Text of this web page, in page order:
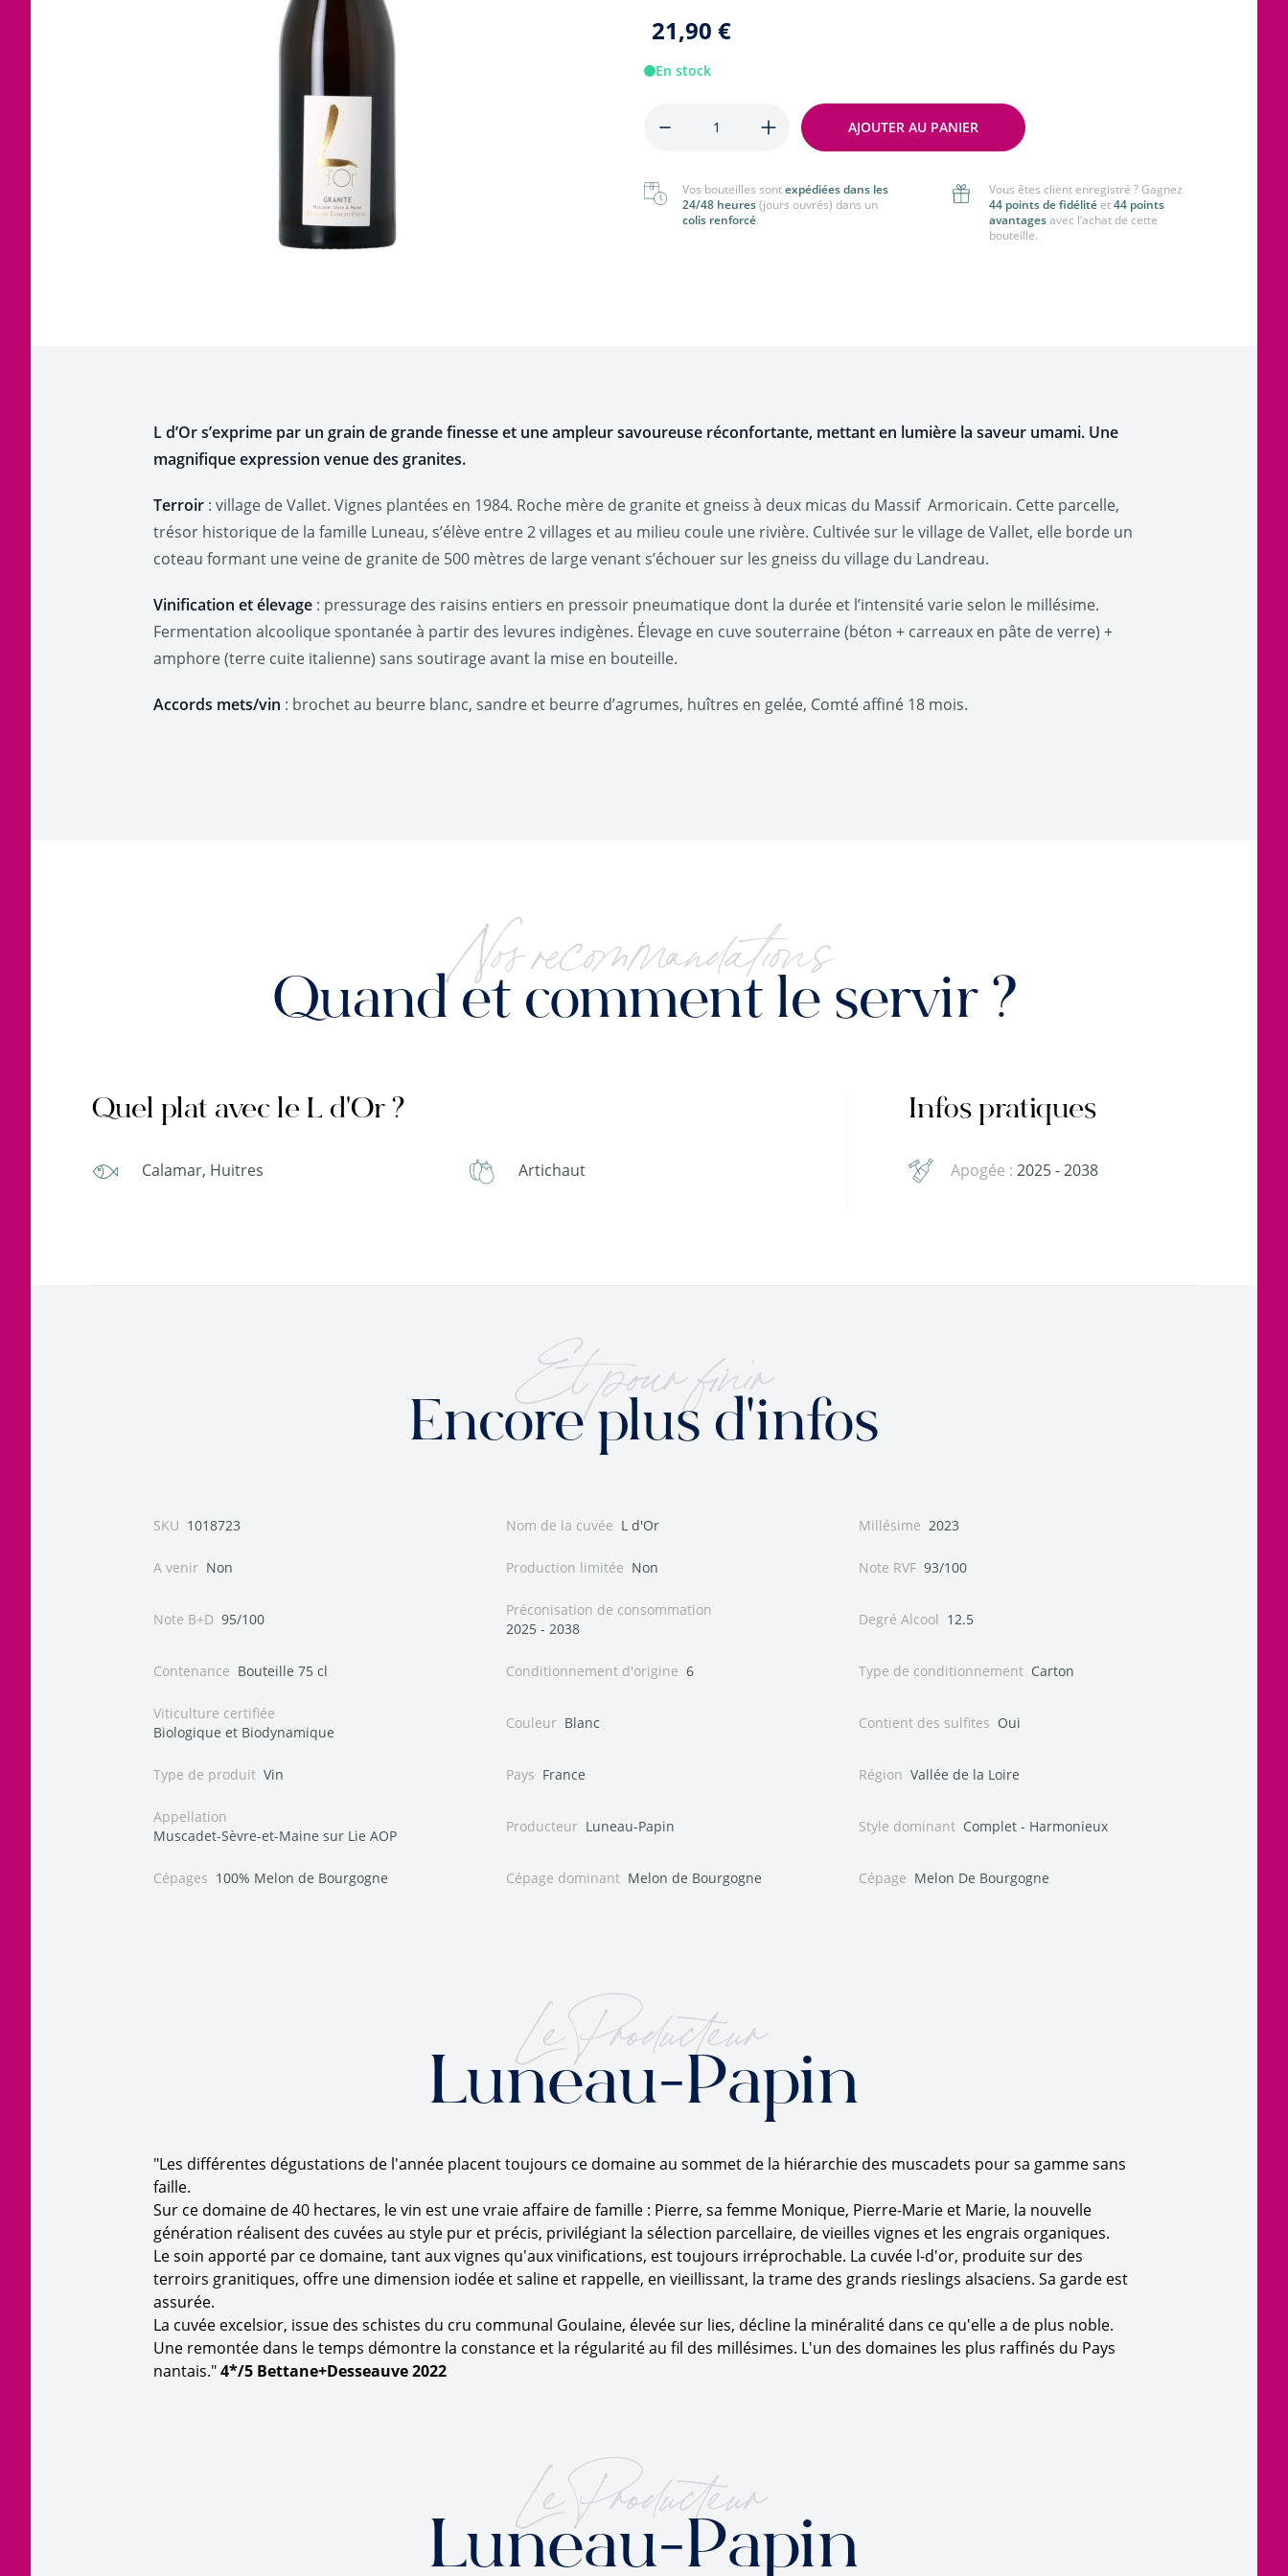
21,90 €
En stock
AJOUTER AU PANIER
Vos bouteilles sontexpédiées dans les
24/48 heures(jours ouvrés) dans un
colis renforcé.
Vous êtes client enregistré ? Gagnez
44 points de fidélité et44 points
avantagesavec l’achat de cette
bouteille.
L d’Ors’exprime par un grain de grande finesse et une ampleur savoureuse réconfortante, mettant en lumière la saveur umami. Une
magnifique expression venue des granites.
Terroir : village de Vallet. Vignes plantées en 1984. Roche mère de granite et gneiss à deux micas du Massif Armoricain. Cette parcelle,
trésor historique de la famille Luneau, s’élève entre 2 villages et au milieu coule une rivière. Cultivée sur le village de Vallet, elle borde un
coteau formant une veine de granite de 500 mètres de large venant s’échouer sur les gneiss du village du Landreau.
Vinification et élevage : pressurage des raisins entiers en pressoir pneumatique dont la durée et l’intensité varie selon le millésime.
Fermentation alcoolique spontanée à partir des levures indigènes. Élevage en cuve souterraine (béton + carreaux en pâte de verre) +
amphore (terre cuite italienne) sans soutirage avant la mise en bouteille.
Accords mets/vin : brochet au beurre blanc, sandre et beurre d’agrumes, huîtres en gelée, Comté affiné 18 mois.
Nos recommandations
Quand et comment le servir ?
Quel plat avec le L d'Or ?
Calamar, Huitres Artichaut
Infos pratiques
Apogée : 2025 - 2038
Et pour finir
Encore plus d'infos
SKU 1018723 Nom de la cuvée L d'Or Millésime 2023
A venir Non Production limitée Non Note RVF 93/100
Note B+D 95/100
Préconisation de consommation
2025 - 2038
Degré Alcool 12.5
Contenance Bouteille 75 cl Conditionnement d'origine 6 Type de conditionnement Carton
Viticulture certifiée
Biologique et Biodynamique
Couleur Blanc Contient des sulfites Oui
Type de produit Vin Pays France Région Vallée de la Loire
Appellation
Muscadet-Sèvre-et-Maine sur Lie AOP
Producteur Luneau-Papin Style dominant Complet - Harmonieux
Cépages 100% Melon de Bourgogne Cépage dominant Melon de Bourgogne Cépage Melon De Bourgogne
Le Producteur
Luneau-Papin
"Les différentes dégustations de l'année placent toujours ce domaine au sommet de la hiérarchie des muscadets pour sa gamme sans
faille.
Sur ce domaine de 40 hectares, le vin est une vraie affaire de famille : Pierre, sa femme Monique, Pierre-Marie et Marie, la nouvelle
génération réalisent des cuvées au style pur et précis, privilégiant la sélection parcellaire, de vieilles vignes et les engrais organiques.
Le soin apporté par ce domaine, tant aux vignes qu'aux vinifications, est toujours irréprochable. La cuvée l-d'or, produite sur des
terroirs granitiques, offre une dimension iodée et saline et rappelle, en vieillissant, la trame des grands rieslings alsaciens. Sa garde est
assurée.
La cuvée excelsior, issue des schistes du cru communal Goulaine, élevée sur lies, décline la minéralité dans ce qu'elle a de plus noble.
Une remontée dans le temps démontre la constance et la régularité au fil des millésimes. L'un des domaines les plus raffinés du Pays
nantais."4*/5 Bettane+Desseauve 2022
Le Producteur
Luneau-Papin